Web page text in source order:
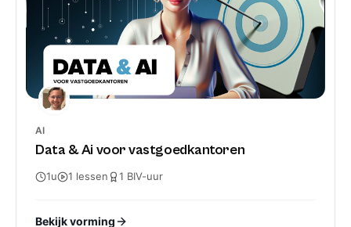
AI
Data & Ai voor vastgoedkantoren
1u 1 lessen 1 BIV-uur
Bekijk vorming